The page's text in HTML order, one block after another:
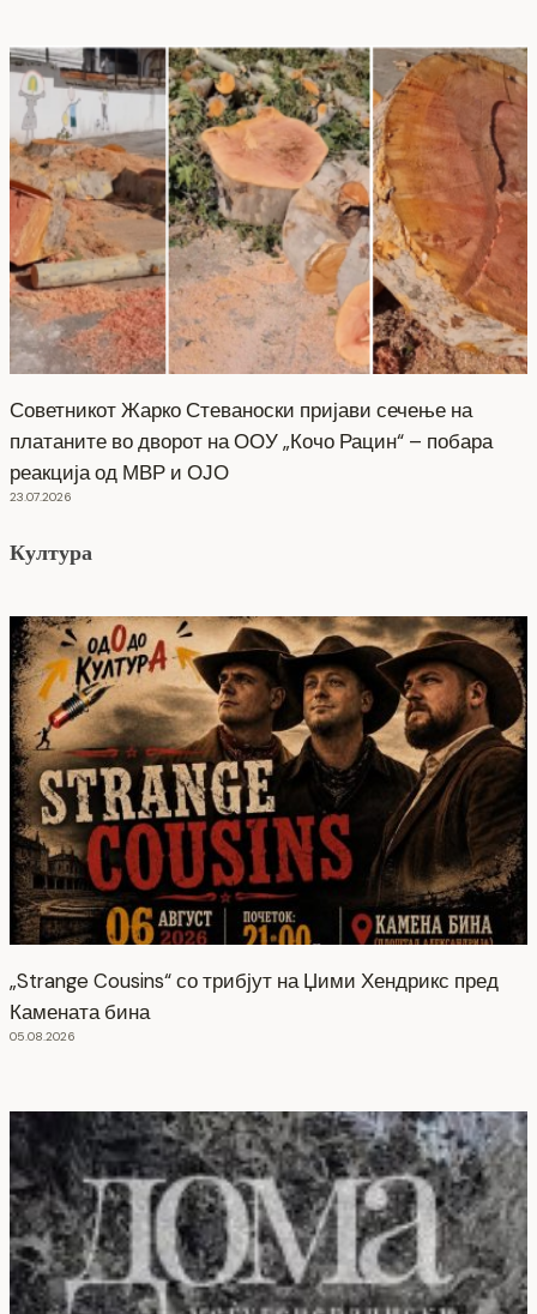
Советникот Жарко Стеваноски пријави сечење на
платаните во дворот на ООУ „Кочо Рацин“ – побара
реакција од МВР и ОЈО
23.07.2026
Култура
„Strange Cousins“ со трибјут на Џими Хендрикс пред
Камената бина
05.08.2026